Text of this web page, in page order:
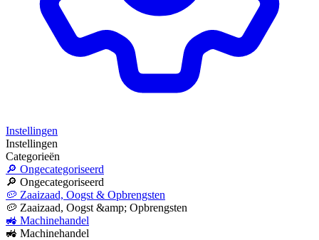
Instellingen
Instellingen
Categorieën
🔎 Ongecategoriseerd
🔎 Ongecategoriseerd
🥔 Zaaizaad, Oogst & Opbrengsten
🥔 Zaaizaad, Oogst &amp; Opbrengsten
🚜 Machinehandel
🚜 Machinehandel